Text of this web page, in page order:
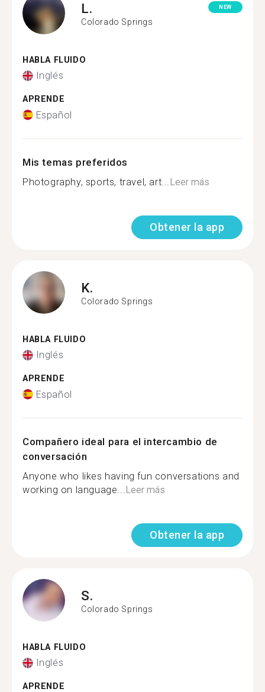
L.
Colorado Springs
NEW
HABLA FLUIDO
Inglés
APRENDE
Español
Mis temas preferidos
Photography, sports, travel, art... Leer más
Obtener la app
K.
Colorado Springs
HABLA FLUIDO
Inglés
APRENDE
Español
Compañero ideal para el intercambio de
conversación
Anyone who likes having fun conversations and
working on language... Leer más
Obtener la app
S.
Colorado Springs
HABLA FLUIDO
Inglés
APRENDE